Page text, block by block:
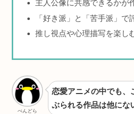
主人公像に共感できるかが
「好き派」と「苦手派」で
推し視点や心理描写を楽し
ぺんどら
恋愛アニメの中でも、
ぶられる作品は他にな